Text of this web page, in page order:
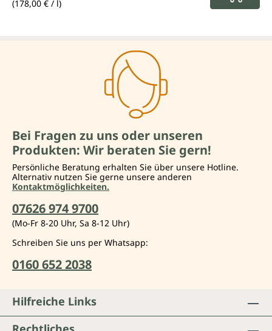
(178,00 € / l)
Bei Fragen zu uns oder unseren
Produkten: Wir beraten Sie gern!
Persönliche Beratung erhalten Sie über unsere Hotline.
Alternativ nutzen Sie gerne unsere anderen
Kontaktmöglichkeiten.
07626 974 9700
(Mo-Fr 8-20 Uhr, Sa 8-12 Uhr)
Schreiben Sie uns per Whatsapp:
0160 652 2038
Hilfreiche Links